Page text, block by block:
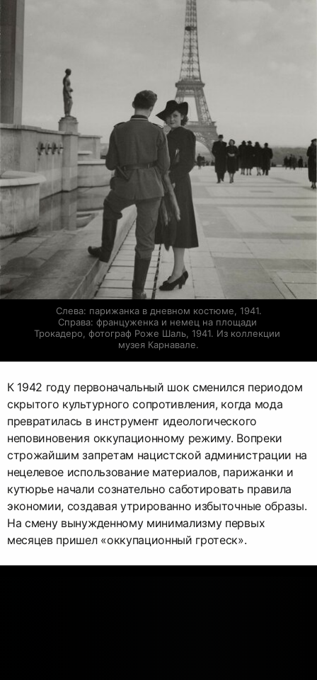
Слева: парижанка в дневном костюме, 1941.
Справа: француженка и немец на площади
Трокадеро, фотограф Роже Шаль, 1941. Из коллекции
музея Карнавале.
К 1942 году первоначальный шок сменился периодом
скрытого культурного сопротивления, когда мода
превратилась в инструмент идеологического
неповиновения оккупационному режиму. Вопреки
строжайшим запретам нацистской администрации на
нецелевое использование материалов, парижанки и
кутюрье начали сознательно саботировать правила
экономии, создавая утрированно избыточные образы.
На смену вынужденному минимализму первых
месяцев пришел «оккупационный гротеск».